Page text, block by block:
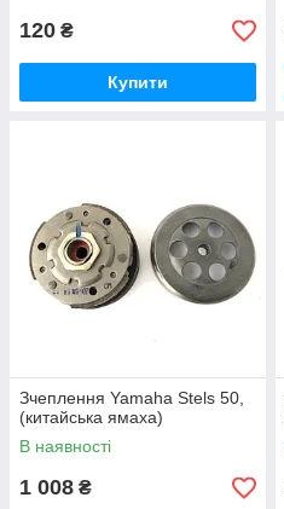
120 ₴
Купити
Зчеплення Yamaha Stels 50,
(китайська ямаха)
В наявності
1 008 ₴